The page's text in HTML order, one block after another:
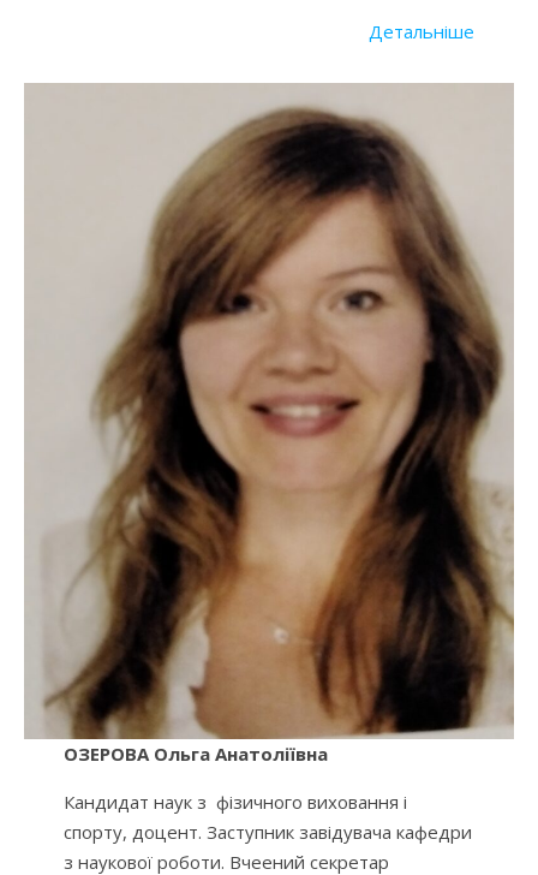
Детальніше
ОЗЕРОВА Ольга Анатоліївна
Кандидат наук з фізичного виховання і
спорту, доцент. Заступник завідувача кафедри
з наукової роботи. Вчеений секретар